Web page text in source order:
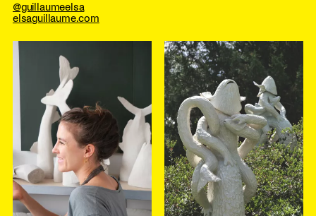
@guillaumeelsa
elsaguillaume.com